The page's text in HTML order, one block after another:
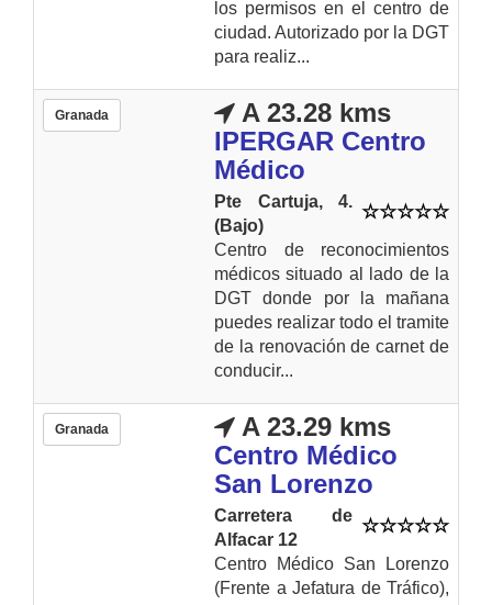
los permisos en el centro de
ciudad. Autorizado por la DGT
para realiz...
Granada
A 23.28 kms
IPERGAR Centro
Médico
Pte Cartuja, 4.
(Bajo)
Centro de reconocimientos
médicos situado al lado de la
DGT donde por la mañana
puedes realizar todo el tramite
de la renovación de carnet de
conducir...
Granada
A 23.29 kms
Centro Médico
San Lorenzo
Carretera de
Alfacar 12
Centro Médico San Lorenzo
(Frente a Jefatura de Tráfico),